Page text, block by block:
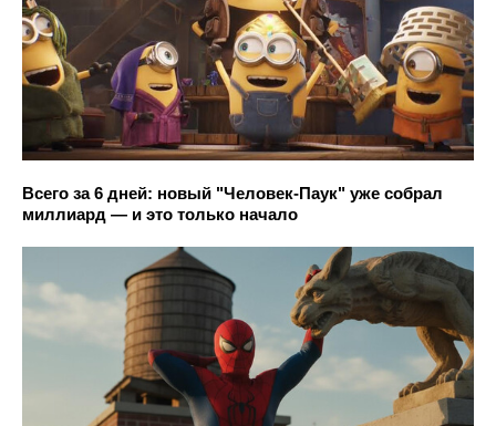
Всего за 6 дней: новый "Человек-Паук" уже собрал
миллиард — и это только начало